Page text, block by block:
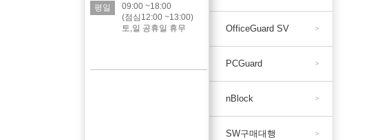
평일
09:00 ~18:00
(점심12:00 ~13:00)
토,일 공휴일 휴무
>
OfficeGuard SV
>
PCGuard
>
nBlock
>
SW구매대행